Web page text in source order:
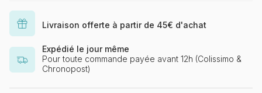
Livraison offerte à partir de 45€ d'achat
Expédié le jour même
Pour toute commande payée avant 12h (Colissimo &
Chronopost)